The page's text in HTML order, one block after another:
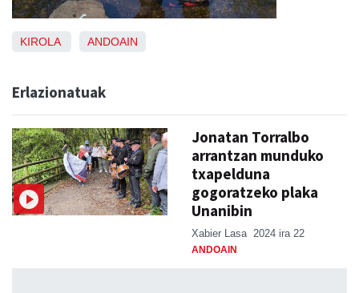
KIROLA ANDOAIN
Erlazionatuak
Jonatan Torralbo
arrantzan munduko
txapelduna
gogoratzeko plaka
Unanibin
Xabier Lasa 2024 ira 22
ANDOAIN